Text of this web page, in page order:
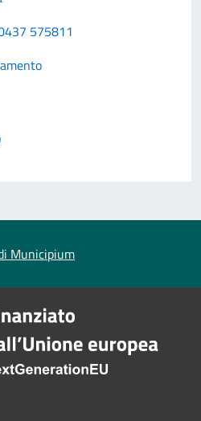
575811
Municipium